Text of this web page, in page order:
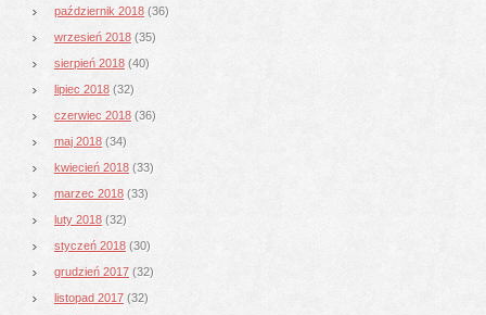
październik 2018 (36)
wrzesień 2018 (35)
sierpień 2018 (40)
lipiec 2018 (32)
czerwiec 2018 (36)
maj 2018 (34)
kwiecień 2018 (33)
marzec 2018 (33)
luty 2018 (32)
styczeń 2018 (30)
grudzień 2017 (32)
listopad 2017 (32)